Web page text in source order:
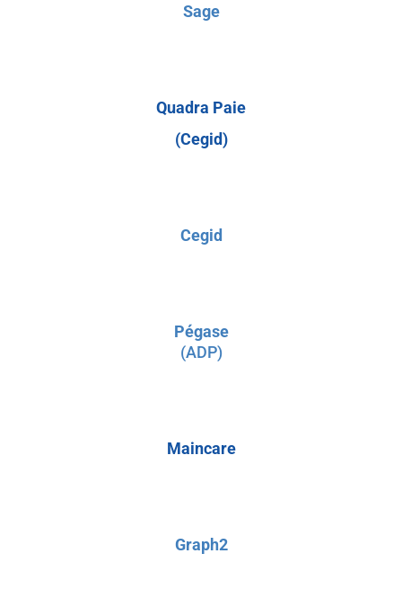
Sage
Quadra Paie
(Cegid)
Cegid
Pégase
(ADP)
Maincare
Graph2